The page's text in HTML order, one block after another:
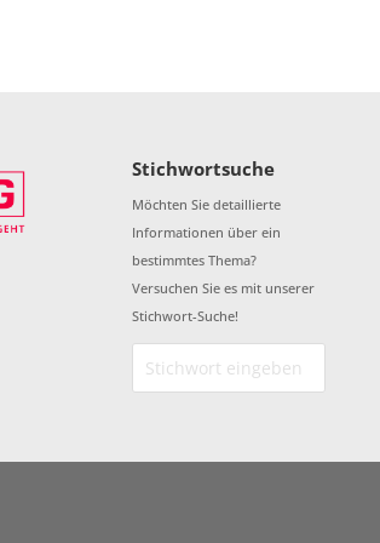
Stichwortsuche
Möchten Sie detaillierte
Informationen über ein
bestimmtes Thema?
Versuchen Sie es mit unserer
Stichwort-Suche!